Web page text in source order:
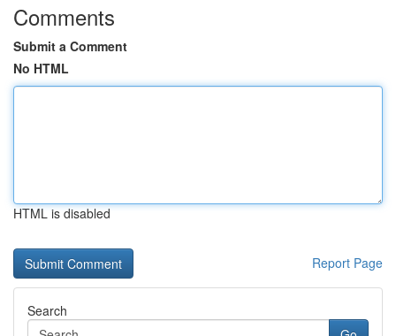
Comments
Submit a Comment
No HTML
HTML is disabled
Report Page
Search